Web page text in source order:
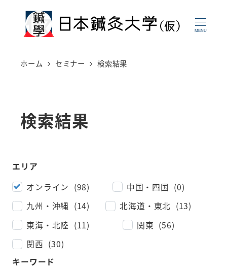
動
MENU
ホーム セミナー 検索結果
検索結果
エリア
オンライン (98)
中国・四国 (0)
九州・沖縄 (14)
北海道・東北 (13)
東海・北陸 (11)
関東 (56)
関西 (30)
キーワード